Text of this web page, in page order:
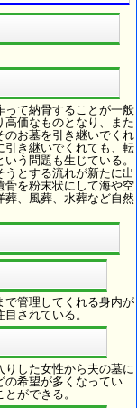
って納骨することが一般
価なものとなり、また
のお墓を引き継いでくれ
引き継いでくれても、転
う問題も生じている。
とする流れが新たに出
骨を粉末状にして海や空
葬、風葬、水葬など自然
で管理してくれる身内が
されている。
した女性から夫の墓に
の希望が多くなってい
ができる。